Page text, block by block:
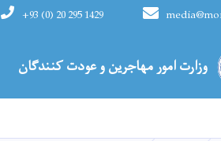
وزارت امور مهاجرین و عودت کنندگان
+93 (0) 20 295 1429
Main